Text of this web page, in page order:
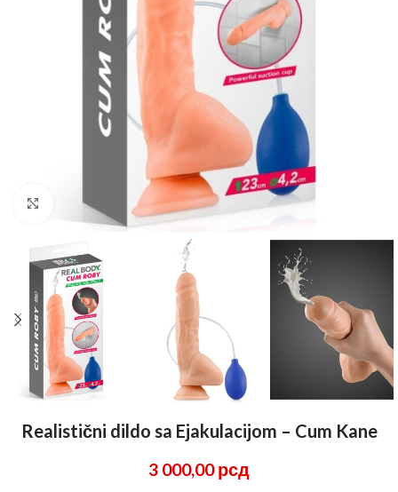
Click to enlarge
Realistični dildo sa Ejakulacijom – Cum Kane
3 000,00рсд